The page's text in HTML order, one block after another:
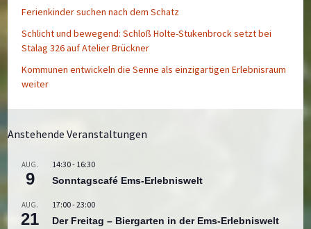
Ferienkinder suchen nach dem Schatz
Schlicht und bewegend: Schloß Holte-Stukenbrock setzt bei
Stalag 326 auf Atelier Brückner
Kommunen entwickeln die Senne als einzigartigen Erlebnisraum
weiter
Anstehende Veranstaltungen
AUG.
9
14:30- 16:30
Sonntagscafé Ems-Erlebniswelt
AUG.
21
17:00-23:00
Der Freitag – Biergarten in der Ems-Erlebniswelt